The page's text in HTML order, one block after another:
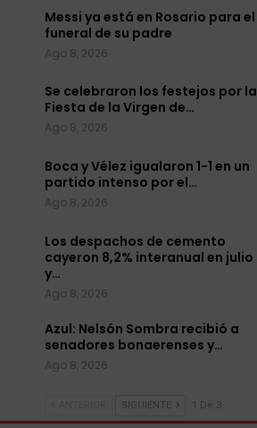
Messi ya está en Rosario para el
funeral de su padre
Ago 8, 2026
Se celebraron los festejos por la
Fiesta de la Virgen de…
Ago 8, 2026
Boca y Vélez igualaron 1-1 en un
partido intenso por el…
Ago 8, 2026
Los despachos de cemento
cayeron 8,2% interanual en julio
y…
Ago 8, 2026
Azul: Nelsón Sombra recibió a
senadores bonaerenses y…
Ago 8, 2026
SIGUIENTE 1 De 3